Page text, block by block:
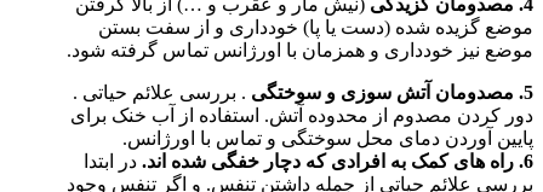
موضع گزیده شده (دست یا پا) خودداری و از سفت بستن
موضع نیز خودداری و همزمان با اورژانس تماس گرفته شود.
5. مصدومان آتش سوزی و سوختگی . بررسی علائم حیاتی .
دور کردن مصدوم از محدوده آتش. استفاده از آب خنک برای
پایین آوردن دمای محل سوختگی و تماس با اورژانس.
6. راه های کمک به افرادی که دچار خفگی شده اند. در ابتدا
بررسی علائم حیاتی از جمله داشتن تنفس. و اگر تنفس وجود